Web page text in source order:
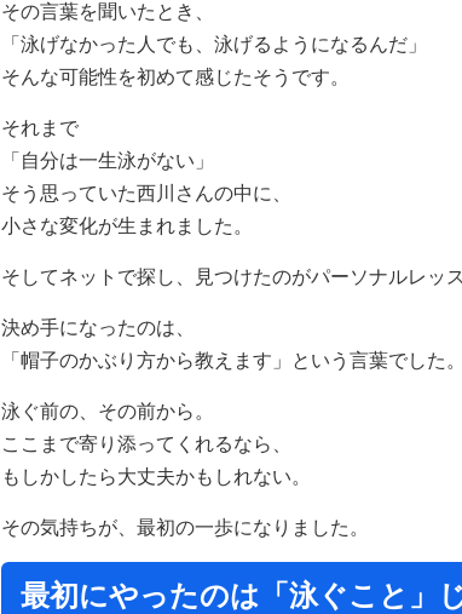
その言葉を聞いたとき、
「泳げなかった人でも、泳げるようになるんだ」
そんな可能性を初めて感じたそうです。
それまで
「自分は一生泳がない」
そう思っていた西川さんの中に、
小さな変化が生まれました。
そしてネットで探し、見つけたのがパーソナルレッス
決め手になったのは、
「帽子のかぶり方から教えます」という言葉でした。
泳ぐ前の、その前から。
ここまで寄り添ってくれるなら、
もしかしたら大丈夫かもしれない。
その気持ちが、最初の一歩になりました。
最初にやったのは「泳ぐこと」